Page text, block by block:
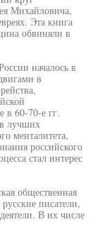
Михайловича,
Эта книга
обвиняли в
началось в
в
в 60-70-е гг.
лучших
менталитета,
российского
стал интерес
общественная
писатели,
В их числе